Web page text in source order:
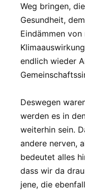
Weg bringen,
Gesundheit,
Eindämmen
endlich wieder
Deswegen
werden es in
weiterhin sein.
andere nerven,
bedeutet alles
dass wir da
jene, die